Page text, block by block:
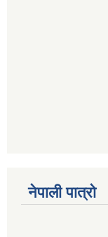
नेपाली पात्रो